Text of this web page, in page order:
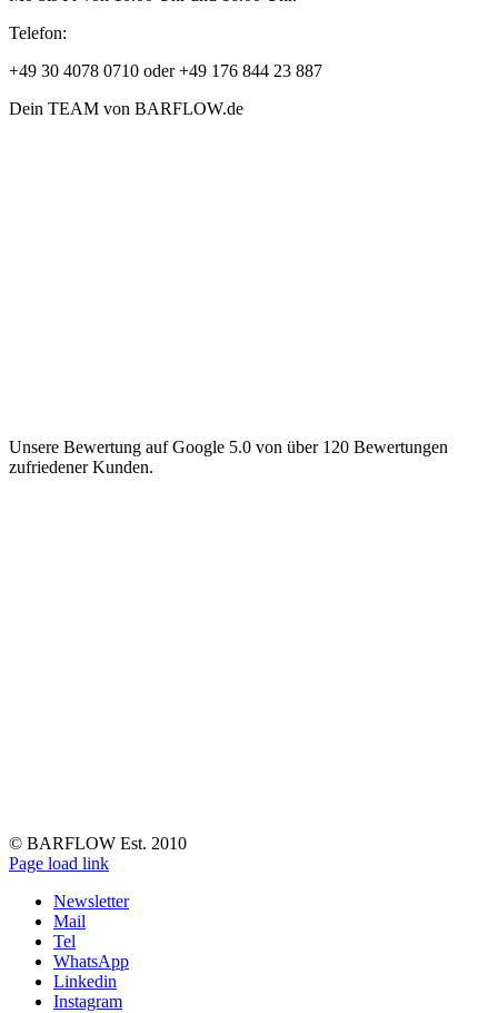
Telefon:
+49 30 4078 0710 oder +49 176 844 23 887
Dein TEAM von BARFLOW.de
Unsere Bewertung auf Google 5.0 von über 120 Bewertungen
zufriedener Kunden.
© BARFLOW Est. 2010
Facebook
Instagram
YouTube
Tiktok
LinkedIn
Page load link
Newsletter
Mail
Tel
WhatsApp
Linkedin
Instagram